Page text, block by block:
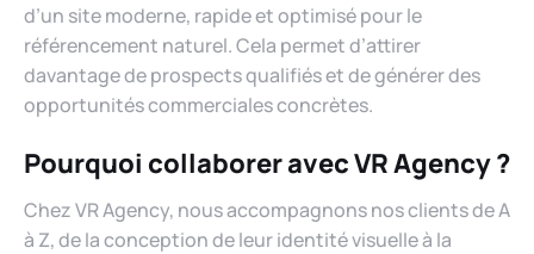
d’un site moderne, rapide et optimisé pour le
référencement naturel. Cela permet d’attirer
davantage de prospects qualifiés et de générer des
opportunités commerciales concrètes.
Pourquoi collaborer avec VR Agency ?
Chez VR Agency, nous accompagnons nos clients de A
à Z, de la conception de leur identité visuelle à la